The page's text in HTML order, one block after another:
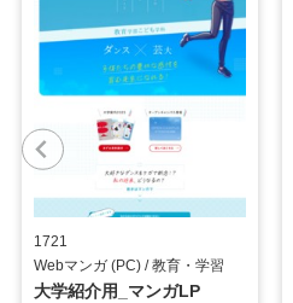
1721
Webマンガ (PC) / 教育・学習
大学紹介用_マンガLP